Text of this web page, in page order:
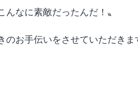
んなに素敵だったんだ！〟
のお手伝いをさせていただき